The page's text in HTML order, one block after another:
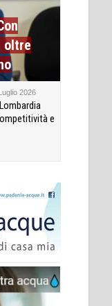
oltre
2026
e